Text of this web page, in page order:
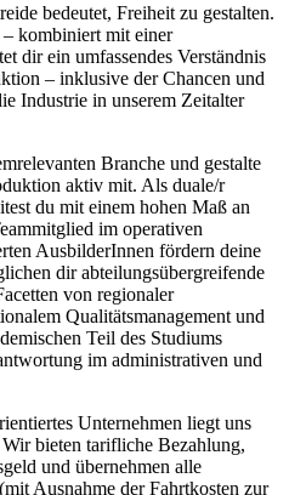
bedeutet, Freiheit zu gestalten.
kombiniert mit einer
dir ein umfassendes Verständnis
– inklusive der Chancen und
Industrie in unserem Zeitalter
Branche und gestalte
aktiv mit. Als duale/r
du mit einem hohen Maß an
im operativen
AusbilderInnen fördern deine
dir abteilungsübergreifende
von regionaler
Qualitätsmanagement und
Teil des Studiums
im administrativen und
Unternehmen liegt uns
bieten tarifliche Bezahlung,
und übernehmen alle
Ausnahme der Fahrtkosten zur